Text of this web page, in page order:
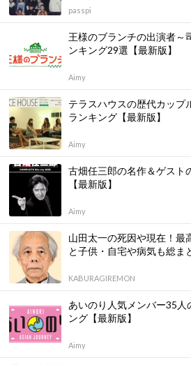
passpi
王様のブランチの出演者～
ンキング29選【最新版】
Aimy
テラスハウスの歴代カップ
ランキング【最新版】
Aimy
古畑任三郎の名作＆ゲスト
【最新版】
Aimy
山田太一の死因や現在！最
と子供・自宅や病気も総ま
KABURAGIREMON
あいのり人気メンバー35人
ング【最新版】
Aimy